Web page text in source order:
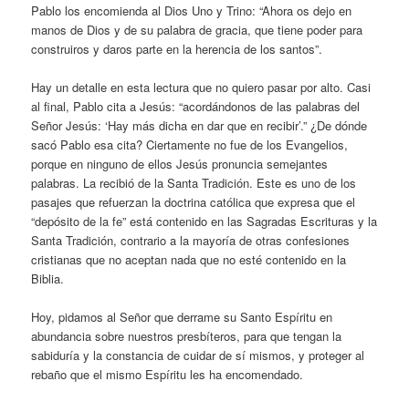
Pablo los encomienda al Dios Uno y Trino: “Ahora os dejo en
manos de Dios y de su palabra de gracia, que tiene poder para
construiros y daros parte en la herencia de los santos”.
Hay un detalle en esta lectura que no quiero pasar por alto. Casi
al final, Pablo cita a Jesús: “acordándonos de las palabras del
Señor Jesús: ‘Hay más dicha en dar que en recibir’.” ¿De dónde
sacó Pablo esa cita? Ciertamente no fue de los Evangelios,
porque en ninguno de ellos Jesús pronuncia semejantes
palabras. La recibió de la Santa Tradición. Este es uno de los
pasajes que refuerzan la doctrina católica que expresa que el
“depósito de la fe” está contenido en las Sagradas Escrituras y la
Santa Tradición, contrario a la mayoría de otras confesiones
cristianas que no aceptan nada que no esté contenido en la
Biblia.
Hoy, pidamos al Señor que derrame su Santo Espíritu en
abundancia sobre nuestros presbíteros, para que tengan la
sabiduría y la constancia de cuidar de sí mismos, y proteger al
rebaño que el mismo Espíritu les ha encomendado.